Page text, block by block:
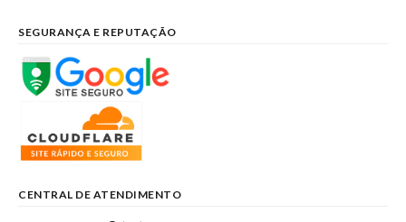
SEGURANÇA E REPUTAÇÃO
CENTRAL DE ATENDIMENTO